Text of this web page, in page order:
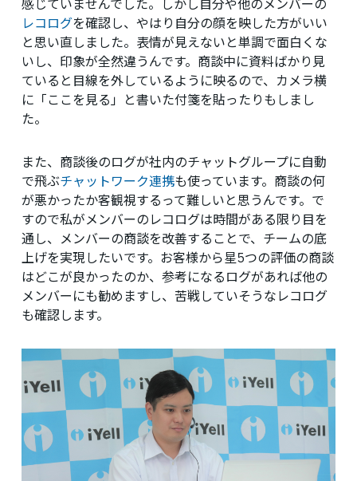
感じていませんでした。しかし自分や他のメンバーの
レコログを確認し、やはり自分の顔を映した方がいい
と思い直しました。表情が見えないと単調で面白くな
いし、印象が全然違うんです。商談中に資料ばかり見
ていると目線を外しているように映るので、カメラ横
に「ここを見る」と書いた付箋を貼ったりもしまし
た。
また、商談後のログが社内のチャットグループに自動
で飛ぶチャットワーク連携も使っています。商談の何
が悪かったか客観視するって難しいと思うんです。で
すので私がメンバーのレコログは時間がある限り目を
通し、メンバーの商談を改善することで、チームの底
上げを実現したいです。お客様から星5つの評価の商談
はどこが良かったのか、参考になるログがあれば他の
メンバーにも勧めますし、苦戦していそうなレコログ
も確認します。